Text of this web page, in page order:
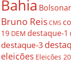
Bahia
Bruno ReisCMS
19 DEM destaque-1
destaque-3
eleições Eleições